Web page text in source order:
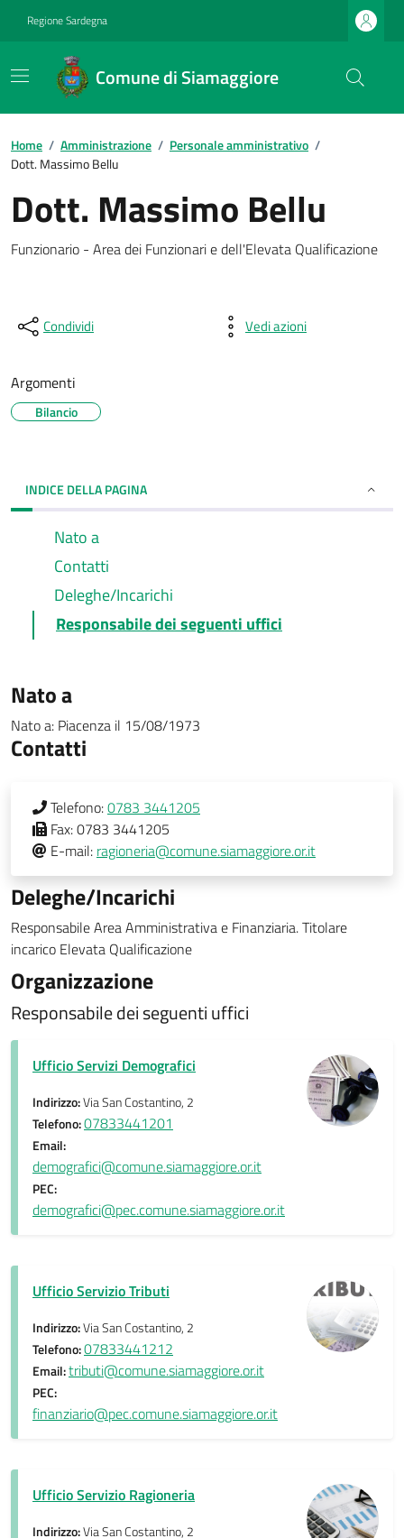
Regione Sardegna
Comune di Siamaggiore
Home / Amministrazione / Personale amministrativo /
Dott. Massimo Bellu
Dott. Massimo Bellu
Funzionario - Area dei Funzionari e dell'Elevata Qualificazione
Condividi Vedi azioni
Argomenti
Bilancio
INDICE DELLA PAGINA
Nato a
Contatti
Deleghe/Incarichi
Responsabile dei seguenti uffici
Nato a
Nato a: Piacenza il 15/08/1973
Contatti
Telefono:0783 3441205
Fax:0783 3441205
E-mail: ragioneria@comune.siamaggiore.or.it
Deleghe/Incarichi
Responsabile Area Amministrativa e Finanziaria. Titolare
incarico Elevata Qualificazione
Organizzazione
Responsabile dei seguenti uffici
Ufficio Servizi Demografici
Indirizzo:Via San Costantino, 2
Telefono:07833441201
Email:
demografici@comune.siamaggiore.or.it
PEC:
demografici@pec.comune.siamaggiore.or.it
Ufficio Servizio Tributi
Indirizzo:Via San Costantino, 2
Telefono:07833441212
Email:tributi@comune.siamaggiore.or.it
PEC:
finanziario@pec.comune.siamaggiore.or.it
Ufficio Servizio Ragioneria
Indirizzo:Via San Costantino, 2